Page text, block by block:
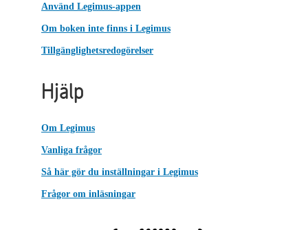
Använd Legimus-appen
Om boken inte finns i Legimus
Tillgänglighetsredogörelser
Hjälp
Om Legimus
Vanliga frågor
Så här gör du inställningar i Legimus
Frågor om inläsningar